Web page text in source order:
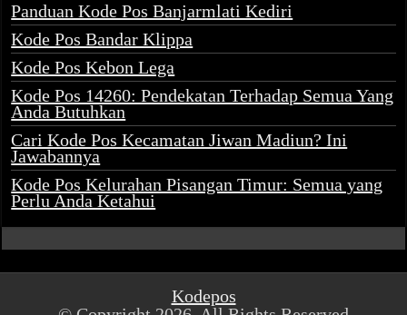
Panduan Kode Pos Banjarmlati Kediri
Kode Pos Bandar Klippa
Kode Pos Kebon Lega
Kode Pos 14260: Pendekatan Terhadap Semua Yang
Anda Butuhkan
Cari Kode Pos Kecamatan Jiwan Madiun? Ini
Jawabannya
Kode Pos Kelurahan Pisangan Timur: Semua yang
Perlu Anda Ketahui
Kodepos